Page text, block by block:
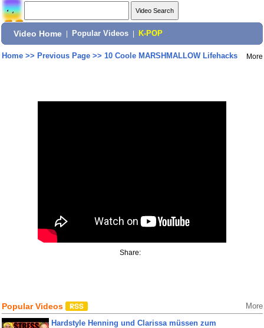
Video Home Popular Videos K-POP
Home>> Previous Page>> 10 Coole MARSHMALLOW Lifehacks More
Share:
Popular Videos More
Hardstyle Henning und Clarissa müssen zum